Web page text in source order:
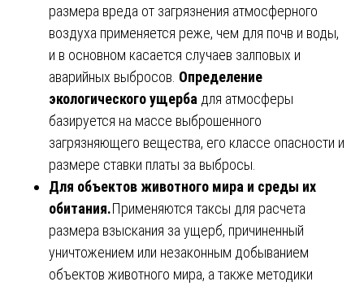
размера вреда от загрязнения атмосферного
воздуха применяется реже, чем для почв и воды,
и в основном касается случаев залповых и
аварийных выбросов. Определение
экологического ущерба для атмосферы
базируется на массе выброшенного
загрязняющего вещества, его классе опасности и
размере ставки платы за выбросы.
Для объектов животного мира и среды их
обитания.Применяются таксы для расчета
размера взыскания за ущерб, причиненный
уничтожением или незаконным добыванием
объектов животного мира, а также методики